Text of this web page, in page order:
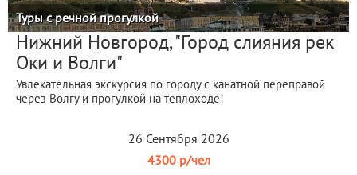
Туры с речной прогулкой
Нижний Новгород, "Город слияния рек
Оки и Волги"
Увлекательная экскурсия по городу с канатной переправой
через Волгу и прогулкой на теплоходе!
26 Сентября 2026
4300 р/чел